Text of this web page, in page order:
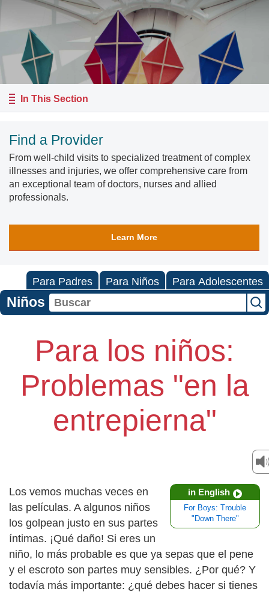
In This Section
Find a Provider
From well-child visits to specialized treatment of complex
illnesses and injuries, we offer comprehensive care from
an exceptional team of doctors, nurses and allied
professionals.
Learn More
Para Padres Para Niños Para Adolescentes
Niños
Para los niños:
Problemas "en la
entrepierna"
in English
For Boys: Trouble
"Down There"
Los vemos muchas veces en
las películas. A algunos niños
los golpean justo en sus partes
íntimas. ¡Qué daño! Si eres un
niño, lo más probable es que ya sepas que el pene
y el escroto son partes muy sensibles. ¿Por qué? Y
todavía más importante: ¿qué debes hacer si tienes